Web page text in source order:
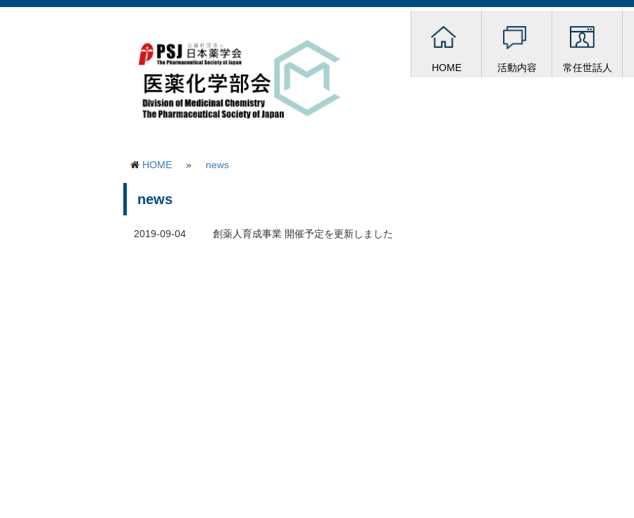
HOME 活動内容 常任世話人
HOME » news
news
2019-09-04 創薬人育成事業 開催予定を更新しました